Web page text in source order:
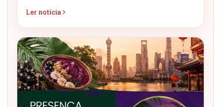
Ler notícia